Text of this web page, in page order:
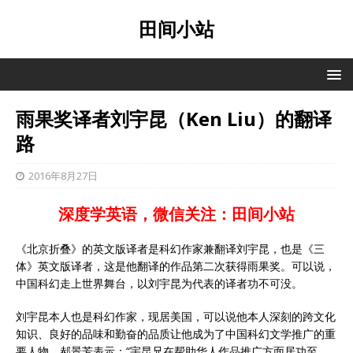
田间小站
雨果奖译者刘宇昆（Ken Liu）的翻译
路
2016年8月27日
深度学英语，微信关注：田间小站
《北京折叠》的英文版译者是科幻作家兼翻译刘宇昆，也是《三
体》英文版译者，这是他翻译的作品第二次获得雨果奖。可以说，
中国科幻走上世界舞台，以刘宇昆为代表的译者功不可没。
刘宇昆本人也是科幻作家，现居美国，可以说他本人深刻的跨文化
知识、良好的品味和勤奋的品质让他成为了中国科幻文学推广的重